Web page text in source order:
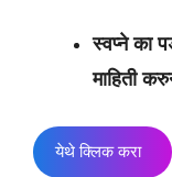
स्वप्ने का
माहिती
येथे क्लिक करा